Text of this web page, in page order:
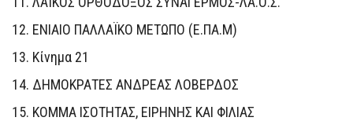
ΕΝΙΑΙΟ ΠΑΛΛΑΪΚΟ ΜΕΤΩΠΟ (Ε.ΠΑ.Μ)
Κίνημα 21
ΔΗΜΟΚΡΑΤΕΣ ΑΝΔΡΕΑΣ ΛΟΒΕΡΔΟΣ
ΚΟΜΜΑ ΙΣΟΤΗΤΑΣ, ΕΙΡΗΝΗΣ ΚΑΙ ΦΙΛΙΑΣ